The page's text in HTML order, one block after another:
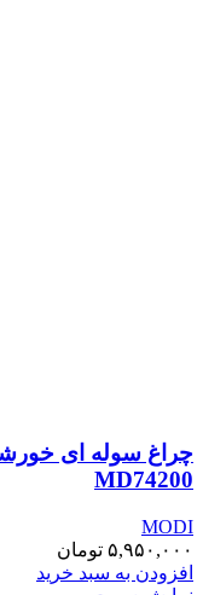
MD74200
MODI
۵,۹۵۰,۰۰۰ تومان
افزودن به سبد خرید